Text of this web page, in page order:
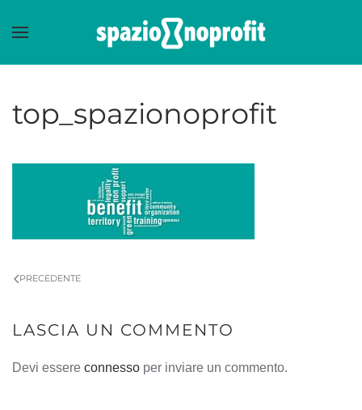
Skip to main content
top_spazionoprofit
PRECEDENTE
LASCIA UN COMMENTO
Devi essere connesso per inviare un commento.